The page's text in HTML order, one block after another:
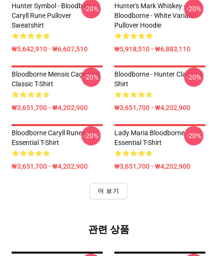
Hunter Symbol - Bloodborne
Caryll Rune Pullover
Sweatshirt
₩5,642,910 - ₩6,607,510
-20%
Hunter's Mark Whiskey -
Bloodborne - White Variant
Pullover Hoodie
₩5,918,510 - ₩6,883,110
-20%
Bloodborne Mensis Cage Sigil
Classic T-Shirt
₩3,651,700 - ₩4,202,900
-20%
Bloodborne - Hunter Classic T-
Shirt
₩3,651,700 - ₩4,202,900
-20%
Bloodborne Caryll Runes
Essential T-Shirt
₩3,651,700 - ₩4,202,900
-20%
Lady Maria Bloodborne
Essential T-Shirt
₩3,651,700 - ₩4,202,900
-20%
더 보기
관련 상품